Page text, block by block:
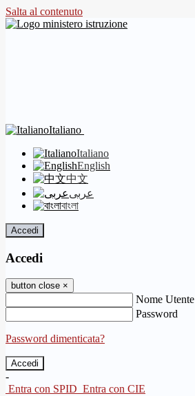
Salta al contenuto
Italiano
Italiano
English
中文
عربى
বাংলা
Accedi
Accedi
button close ×
Nome Utente
Password
Password dimenticata?
-
Entra con SPID Entra con CIE